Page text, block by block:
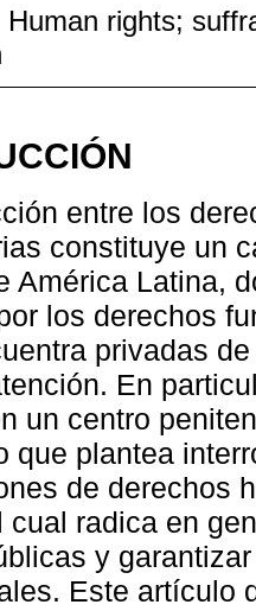
Human rights;
entre los
constituye un
América Latina,
los derechos
privadas
En
un centro
que plantea
de derechos
cual radica en
y
Este artículo